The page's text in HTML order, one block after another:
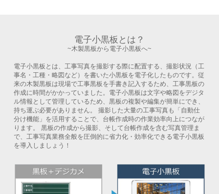
電子小黒板とは？
~木製黒板から電子小黒板へ~
電子小黒板とは、工事写真を撮影する際に配置する、撮影状況（工
事名・工種・略図など）を書いた小黒板を電子化したものです。従
来の木製黒板は現場で工事黒板を手書き記入するため、工事黒板の
作成に時間がかかっていました。電子小黒板は文字や略図をデジタ
ル情報として管理しているため、黒板の複製や編集が簡単にでき、
持ち運ぶ必要がありません。 撮影した大量の工事写真も「自動仕
分け機能」を活用することで、台帳作成時の作業効率向上につなが
ります。 黒板の作成から撮影、そして台帳作成を含む写真管理ま
で、工事写真業務全般を圧倒的に省力化・効率化できる電子小黒板
を導入しましょう！